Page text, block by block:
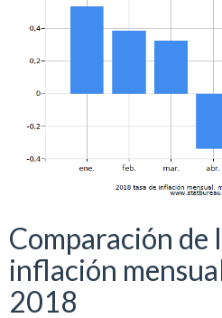
Comparación de
inflación
2018